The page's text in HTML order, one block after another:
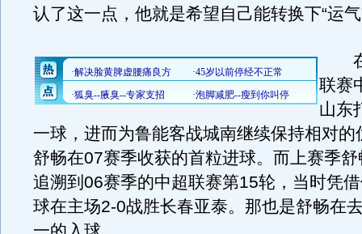
认了这一点，他就是希望自己能转换下“运气
在
联赛
山东
一球，进而为鲁能客战城南继续保持相对的
舒畅在07赛季收获的首粒进球。而上赛季
追溯到06赛季的中超联赛第15轮，当时凭
球在主场2-0战胜长春亚泰。那也是舒畅在